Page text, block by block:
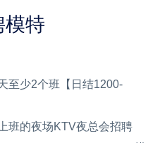
模特
至少2个班【日结1200-
班的夜场KTV夜总会招聘